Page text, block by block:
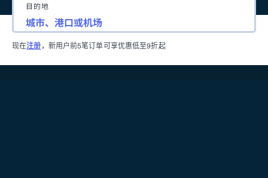
目的地
现在注册 ，新用户前5笔订单可享优惠低至9折起